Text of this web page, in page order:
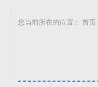
您当前所在的位置： 首页